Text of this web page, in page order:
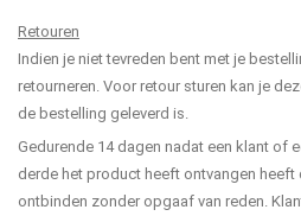
Retouren
Indien je niet tevreden bent met je
retourneren. Voor retour sturen kan je
de bestelling geleverd is.
Gedurende 14 dagen nadat een klant of
derde het product heeft ontvangen
ontbinden zonder opgaaf van reden.